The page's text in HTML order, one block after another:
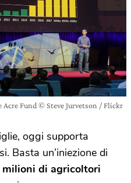
Acre Fund © Steve Jurvetson / Flickr
oggi supporta
Basta un’iniezione di
milioni di agricoltori